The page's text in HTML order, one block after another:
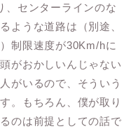
、センターラインのな
ような道路は（別途、
制限速度が30Km/hに
がおかしいんじゃない
がいるので、そういう
。もちろん、僕が取り
のは前提としての話で